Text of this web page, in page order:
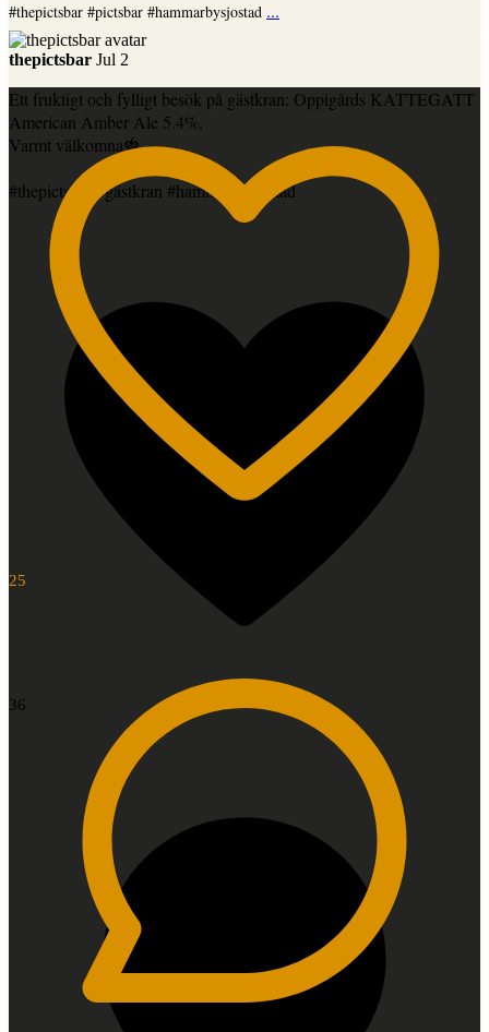
#thepictsbar #pictsbar #hammarbysjostad ...
25
thepictsbar Jul 2
Ett fruktigt och fylligt besök på gästkran: Oppigårds KATTEGATT
American Amber Ale 5.4%,
Varmt välkomna🍓
#thepictsbar #gästkran #hammarbysjostad
36